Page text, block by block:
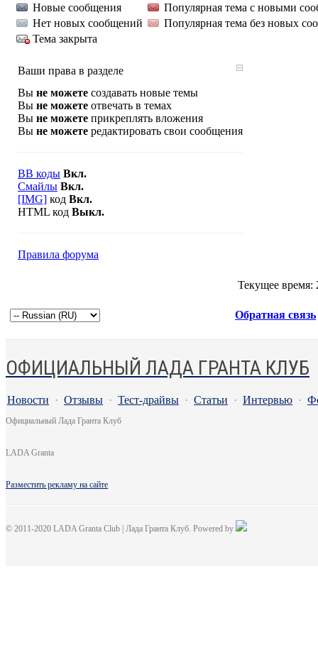
Новые сообщения
Популярная тема с новыми
Нет новых сообщений
Популярная тема без новых
Тема закрыта
Ваши права в разделе
Вы не можете создавать новые темы
Вы не можете отвечать в темах
Вы не можете прикреплять вложения
Вы не можете редактировать свои сообщения
BB коды Вкл.
Смайлы Вкл.
[IMG] код Вкл.
HTML код Выкл.
Правила форума
Текущее время:
Обратная связь
ОФИЦИАЛЬНЫЙ ЛАДА ГРАНТА КЛУБ
Новости · Отзывы · Тест-драйвы · Статьи · Интервью ·
Официальный Лада Гранта Клуб
LADA Granta
Разместить рекламу на сайте
© 2011-2020 LADA Granta Club | Лада Гранта Клуб. Powered by